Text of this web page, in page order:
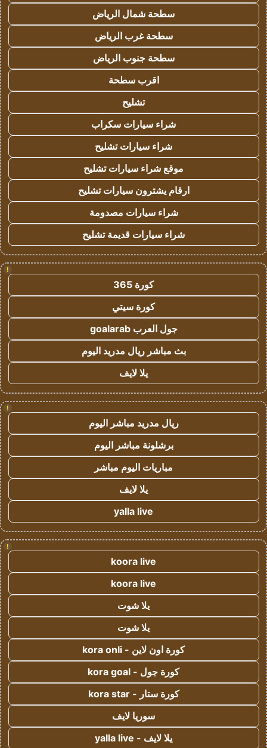
سطحة شمال الرياض
سطحة غرب الرياض
سطحة جنوب الرياض
اقرب سطحة
تشليح
شراء سيارات سكراب
شراء سيارات تشليح
موقع شراء سيارات تشليح
ارقام يشترون سيارات تشليح
شراء سيارات مصدومة
شراء سيارات قديمة تشليح
!
كورة 365
كورة سيتي
جول العرب goalarab
بث مباشر ريال مدريد اليوم
يلا لايف
!
ريال مدريد مباشر اليوم
برشلونة مباشر اليوم
مباريات اليوم مباشر
يلا لايف
yalla live
!
koora live
koora live
يلا شوت
يلا شوت
كورة اون لاين - kora onli
كورة جول - kora goal
كورة ستار - kora star
سوريا لايف
يلا لايف - yalla live